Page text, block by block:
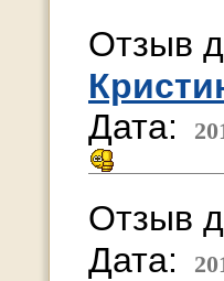
Отзыв
Дата:
Отзыв
Дата: